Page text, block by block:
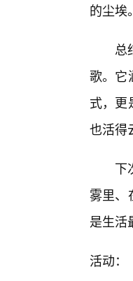
的尘埃。
总
歌。它
式，更
也活得
下
雾里、
是生活
活动：